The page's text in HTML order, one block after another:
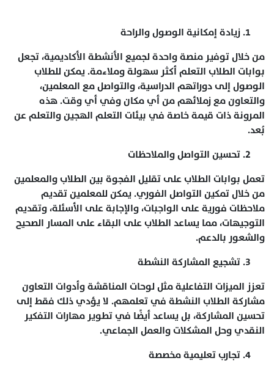
زيادة إمكانية الوصول والراحة
من خلال توفير منصة واحدة لجميع الأنشطة الأكاديمية، تجعل
بوابات الطلاب التعلم أكثر سهولة وملاءمة. يمكن للطلاب
الوصول إلى دوراتهم الدراسية، والتواصل مع المعلمين،
والتعاون مع زملائهم من أي مكان وفي أي وقت. هذه
المرونة ذات قيمة خاصة في بيئات التعلم الهجين والتعلم عن
بُعد.
تحسين التواصل والملاحظات
تعمل بوابات الطلاب على تقليل الفجوة بين الطلاب والمعلمين
من خلال تمكين التواصل الفوري. يمكن للمعلمين تقديم
ملاحظات فورية على الواجبات، والإجابة على الأسئلة، وتقديم
التوجيهات، مما يساعد الطلاب على البقاء على المسار الصحيح
والشعور بالدعم.
تشجيع المشاركة النشطة
تعزز الميزات التفاعلية مثل لوحات المناقشة وأدوات التعاون
مشاركة الطلاب النشطة في تعلمهم. لا يؤدي ذلك فقط إلى
تحسين المشاركة، بل يساعد أيضًا في تطوير مهارات التفكير
النقدي وحل المشكلات والعمل الجماعي.
تجارب تعليمية مخصصة